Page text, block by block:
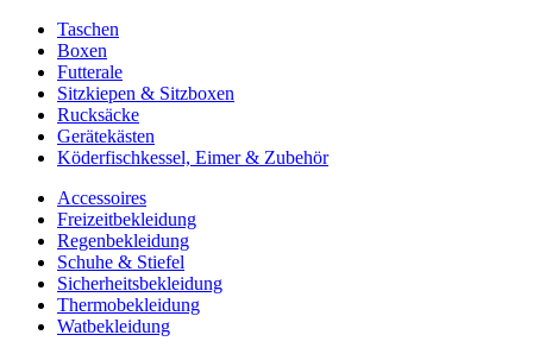
Taschen
Boxen
Futterale
Sitzkiepen & Sitzboxen
Rucksäcke
Gerätekästen
Köderfischkessel, Eimer & Zubehör
Accessoires
Freizeitbekleidung
Regenbekleidung
Schuhe & Stiefel
Sicherheitsbekleidung
Thermobekleidung
Watbekleidung